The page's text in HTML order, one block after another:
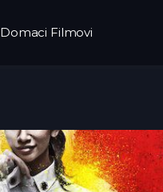
Domaci Filmovi